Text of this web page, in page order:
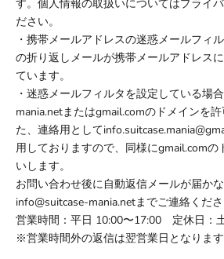
す。個人情報の取扱いについてはプライ
ださい。
・携帯メールアドレスの迷惑メールフィ
の折り返しメールが携帯メールアドレス
ています。
・迷惑メールフィルタを設定している場
mania.netまたはgmail.comのドメインを
た、連絡用として
用しておりますので、同様にgmail.comの
いします。
お問い合わせ後に自動返信メールが届かな
info@suitcase-mania.netまでご連絡くださ
営業時間：平日 10:00〜17:00 定休日：
※営業時間外の返信は翌営業日となります